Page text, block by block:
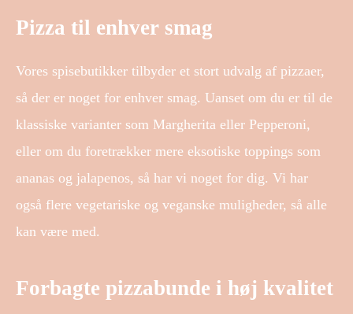
Pizza til enhver smag
Vores spisebutikker tilbyder et stort udvalg af pizzaer,
så der er noget for enhver smag. Uanset om du er til de
klassiske varianter som Margherita eller Pepperoni,
eller om du foretrækker mere eksotiske toppings som
ananas og jalapenos, så har vi noget for dig. Vi har
også flere vegetariske og veganske muligheder, så alle
kan være med.
Forbagte pizzabunde i høj kvalitet